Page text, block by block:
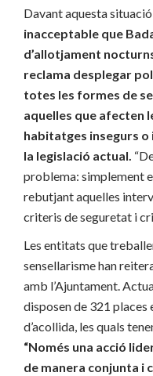
Davant aquesta
inacceptable que
d’allotjament
reclama desplegar
totes les formes de
aquelles que afecten
habitatges insegurs
la legislació actual.
problema: simplement
rebutjant aquelles
criteris de seguretat i
Les entitats que
sensellarisme han
amb l’Ajuntament.
disposen de 321 places
d’acollida, les quals
“Només una acció
de manera conjunta i